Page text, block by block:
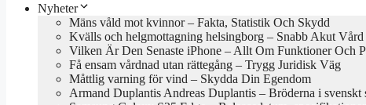
Nyheter
Mäns våld mot kvinnor – Fakta, Statistik Och Skydd
Kvälls och helgmottagning helsingborg – Snabb Akut Vård
Vilken Är Den Senaste iPhone – Allt Om Funktioner Och
Få ensam vårdnad utan rättegång – Trygg Juridisk Väg
Måttlig varning för vind – Skydda Din Egendom
Armand Duplantis Andreas Duplantis – Bröderna i svenskt